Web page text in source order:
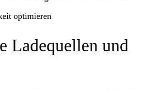
Ladequellen und